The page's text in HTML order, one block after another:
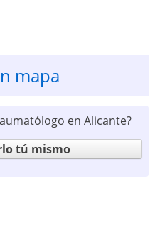
mapa
en Alicante?
tú mismo